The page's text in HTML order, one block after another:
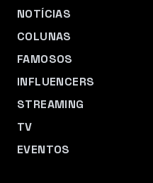
NOTÍCIAS
COLUNAS
FAMOSOS
INFLUENCERS
STREAMING
TV
EVENTOS